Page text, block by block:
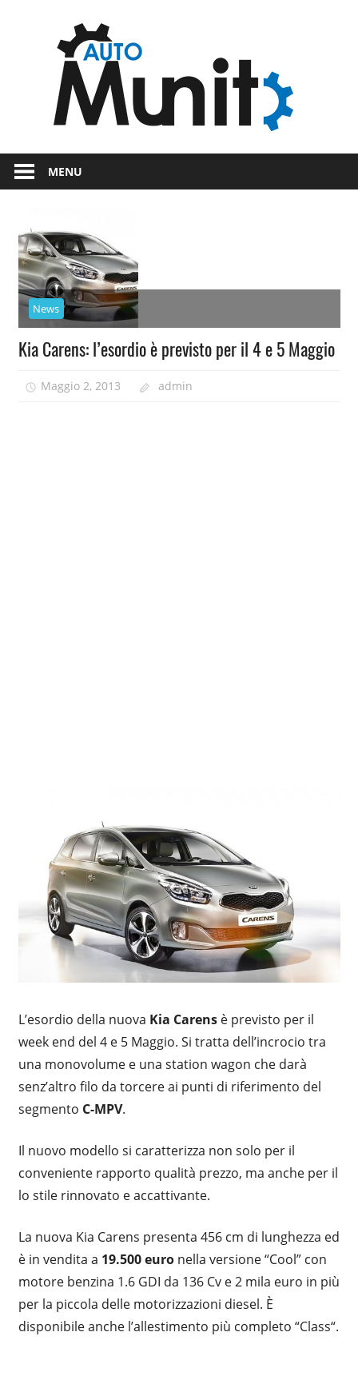
e
dal
mondo
motori
MENU
News
Kia Carens: l’esordio è previsto per il 4 e 5 Maggio
Maggio 2, 2013 admin
L’esordio della nuova Kia Carensè previsto per il
week end del 4 e 5 Maggio. Si tratta dell’incrocio tra
una monovolume e una station wagon che darà
senz’altro filo da torcere ai punti di riferimento del
segmento C-MPV.
Il nuovo modello si caratterizza non solo per il
conveniente rapporto qualità prezzo, ma anche per il
lo stile rinnovato e accattivante.
La nuova Kia Carens presenta 456 cm di lunghezza ed
è in vendita a 19.500 euronella versione “Cool” con
motore benzina 1.6 GDI da 136 Cv e 2 mila euro in più
per la piccola delle motorizzazioni diesel. È
disponibile anche l’allestimento più completo “Class“.